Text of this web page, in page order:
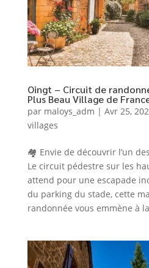
Oingt – Circuit de
Plus Beau Village de
par maloys_adm | Avr 25,
villages
🏘️ Envie de découvrir l’un
Le circuit pédestre sur les
attend pour une escapade
du parking du stade, cette
randonnée vous emmène à